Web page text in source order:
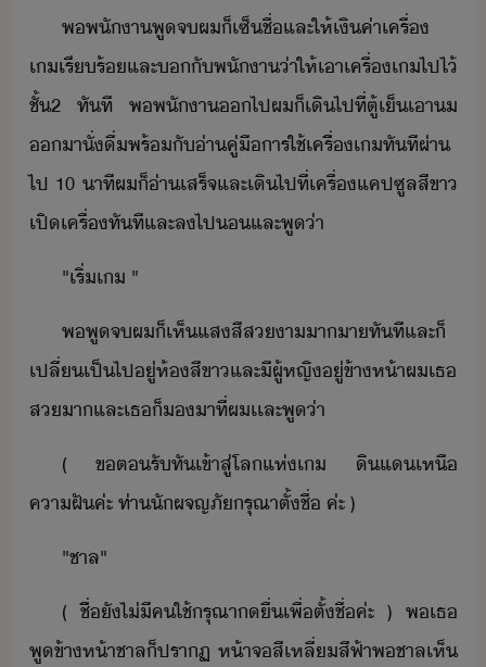
พ​พัา​พู​จ​ผ​็​เซ็ชื่​และ​ให้เิ​ค่า​เครื่​
เ​เรีร้​และ​​ั​พัา​่า​ให้​เา​เครื่​เ​ไป​ไ้​
ชั้​2​ ​ทัที​ ​พ​พัา​​ไป​ผ​็​เิ​ไป​ที่​ตู้เ็​เา​​
า​ั่​ื่​พร้ั​่า​คู่ืารใช้​เครื​่ิ​​เ​ทัที​ผ่า​
ไป​ ​10​ ​าที​ผ​็​่า​เสร็จ​และ​เิ​ไป​ที่​เครื่​แคปซูล​สีขา​
เปิ​เครื่​ทัที​และ​ล​ไป​​และ​พู่า
"​เริ่​เ​ ​"
พ​พู​จ​ผ​็​เห็​แสสี​สา​าา​ทัที​และ​็​
เปลี่เป็​ไป​ู่​ห้​สีขา​และ​ี​ผู้หญิ​ู่​ข้าห้า​ผ​เธ​
ส​า​และ​เธ​็​​าที​่​ผ​เเละ​พู่า
(​ ​ข​ต​รั​ทั​เข้าสู่​โล​แห่​เ​ ​ิแ​เหื​
คาฝั​ค่ะ​ ​ท่า​ัผจญภั​รุณา​ตั้ชื่​ ​ค่ะ​ ​)
"​ชาล​"
(​ ชื​่ิ​ั​ไ่ี​คใช้​รุณา​​ื่​เพื่​ตั้ชื่​ค่ะ​ ​)​ ​พ​เธ​
พู​ข้าห้า​ชาล​็​ปราฏ​ ​ห้าจ​สี​เหลี่​สีฟ้า​พ​ชาล​เห็​